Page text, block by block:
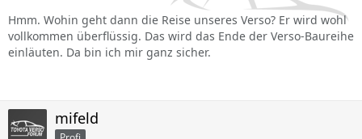
Hmm. Wohin geht dann die Reise unseres Verso? Er wird wohl
vollkommen überflüssig. Das wird das Ende der Verso-Baureihe
einläuten. Da bin ich mir ganz sicher.
mifeld